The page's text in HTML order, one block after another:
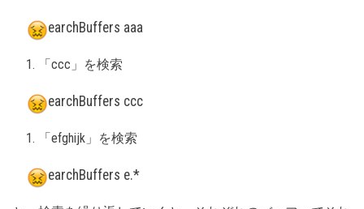
earchBuffers aaa
「ccc」を検索
earchBuffers ccc
「efghijk」を検索
earchBuffers e.*